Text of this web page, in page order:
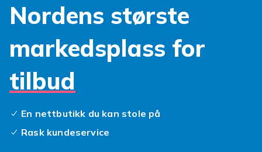
Nordens største
markedsplass for
tilbud
En nettbutikk du kan stole på
Rask kundeservice